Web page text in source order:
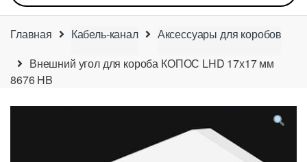
Главная Кабель-канал
Аксессуары для коробов
Внешний угол для короба КОПОС LHD 17х17 мм
8676 HB